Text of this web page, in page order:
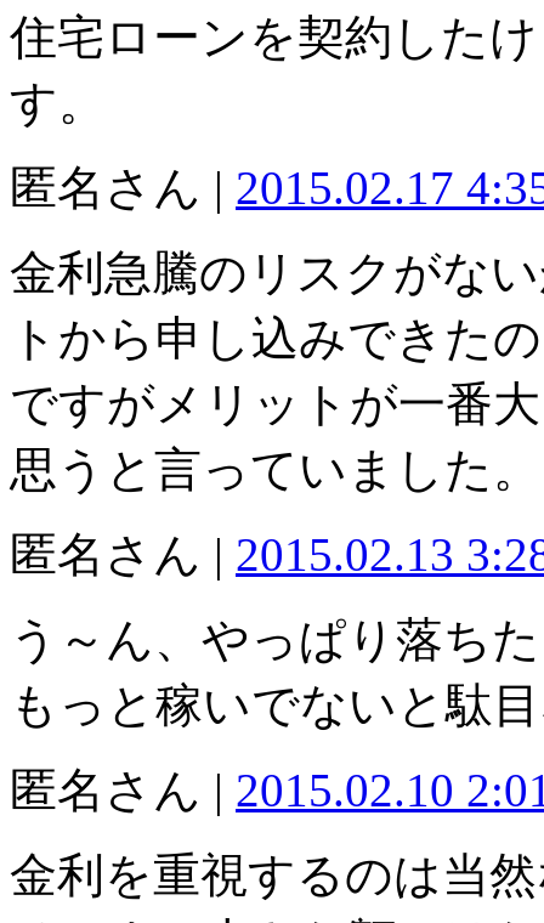
住宅ローンを契約した
す。
匿名さん | 2015.02.17
金利急騰のリスクがな
トから申し込みできた
ですがメリットが一番
思うと言っていました。
匿名さん | 2015.02.13
う～ん、やっぱり落ちた
もっと稼いでないと駄
匿名さん | 2015.02.10
金利を重視するのは当